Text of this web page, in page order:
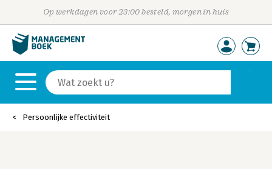
Op werkdagen voor 23:00 besteld, morgen in huis
Persoonlijke effectiviteit